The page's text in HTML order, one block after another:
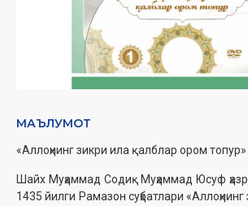
МАЪЛУМОТ
«Аллоҳнинг зикри ила қалблар ором
Шайх Муҳаммад Содиқ Муҳаммад Юсуф
1435 йилги Рамазон суҳбатлари